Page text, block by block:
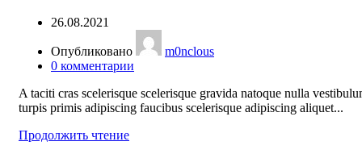
26.08.2021
Опубликовано
m0nclous
0 комментарии
A taciti cras scelerisque scelerisque gravida natoque nulla
turpis primis adipiscing faucibus scelerisque adipiscing aliquet...
Продолжить чтение